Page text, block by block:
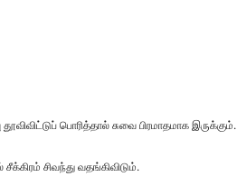
பொரித்தால் சுவை பிரமாதமாக இருக்கும்.
சிவந்து வதங்கிவிடும்.